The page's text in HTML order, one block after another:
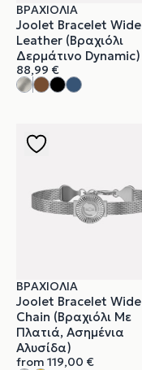
ΒΡΑΧΙΌΛΙΑ
Joolet Bracelet Wide
Leather (Βραχιόλι
Δερμάτινο Dynamic)
88,99 €
ΒΡΑΧΙΌΛΙΑ
Joolet Bracelet Wide
Chain (Βραχιόλι Με
Πλατιά, Ασημένια
Αλυσίδα)
from 119,00 €